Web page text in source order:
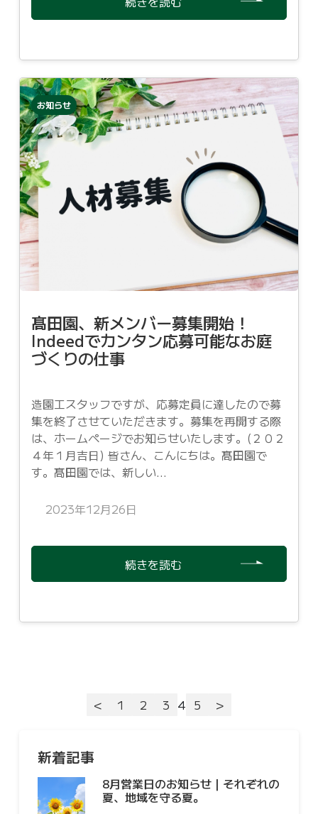
お知らせ
髙田園、新メンバー募集開始！
Indeedでカンタン応募可能なお庭
づくりの仕事
造園工スタッフですが、応募定員に達したので募
集を終了させていただきます。募集を再開する際
は、ホームページでお知らせいたします。(２０２
４年１月吉日) 皆さん、こんにちは。髙田園で
す。髙田園では、新しい...
2023年12月26日
続きを読む
< 1 2 3 4 5 >
新着記事
8月営業日のお知らせ｜それぞれの
夏、地域を守る夏。